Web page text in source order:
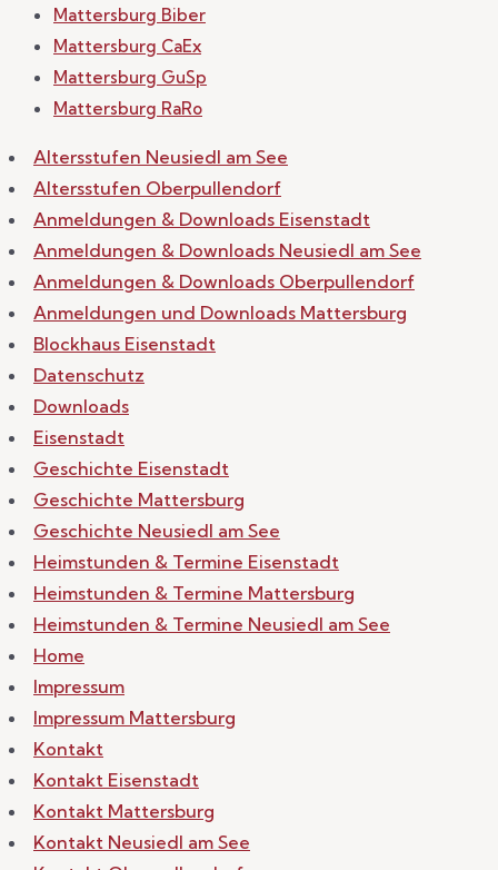
Mattersburg Biber
Mattersburg CaEx
Mattersburg GuSp
Mattersburg RaRo
Altersstufen Neusiedl am See
Altersstufen Oberpullendorf
Anmeldungen & Downloads Eisenstadt
Anmeldungen & Downloads Neusiedl am See
Anmeldungen & Downloads Oberpullendorf
Anmeldungen und Downloads Mattersburg
Blockhaus Eisenstadt
Datenschutz
Downloads
Eisenstadt
Geschichte Eisenstadt
Geschichte Mattersburg
Geschichte Neusiedl am See
Heimstunden & Termine Eisenstadt
Heimstunden & Termine Mattersburg
Heimstunden & Termine Neusiedl am See
Home
Impressum
Impressum Mattersburg
Kontakt
Kontakt Eisenstadt
Kontakt Mattersburg
Kontakt Neusiedl am See